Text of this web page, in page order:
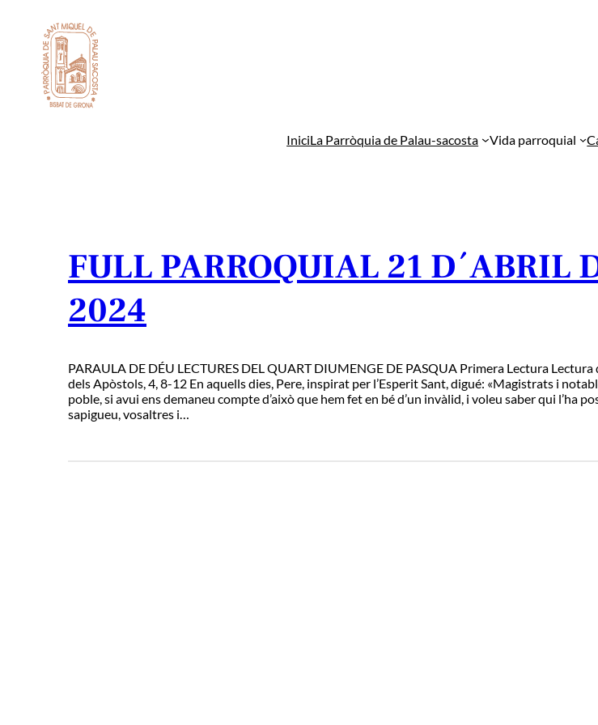
contingut
IniciLa Parròquia de Palau-sacosta Vida parroquial
FULL PARROQUIAL 21 D´ABRIL
2024
PARAULA DE DÉU LECTURES DEL QUART DIUMENGE DE PASQUA Primera Lectura Lectura
dels Apòstols, 4, 8-12 En aquells dies, Pere, inspirat per l’Esperit Sant, digué: «Magistrats i
poble, si avui ens demaneu compte d’això que hem fet en bé d’un invàlid, i voleu saber qui l’ha
sapigueu, vosaltres i…